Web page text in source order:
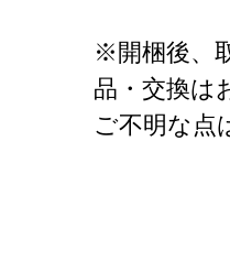
※開梱後、
品・交換は
ご不明な点